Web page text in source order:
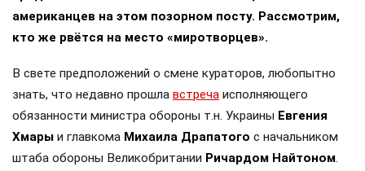
американцев на этом позорном посту. Рассмотрим,
кто же рвётся на место «миротворцев».
В свете предположений о смене кураторов, любопытно
знать, что недавно прошла встреча исполняющего
обязанности министра обороны т.н. Украины Евгения
Хмары и главкома Михаила Драпатого с начальником
штаба обороны Великобритании Ричардом Найтоном.